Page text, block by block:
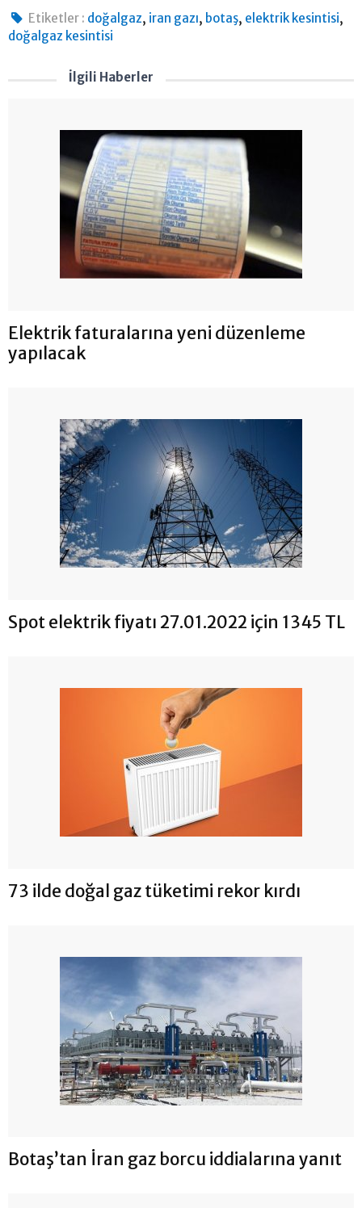
Etiketler : doğalgaz, iran gazı, botaş, elektrik kesintisi,
doğalgaz kesintisi
İlgili Haberler
Elektrik faturalarına yeni düzenleme
yapılacak
Spot elektrik fiyatı 27.01.2022 için 1345 TL
73 ilde doğal gaz tüketimi rekor kırdı
Botaş’tan İran gaz borcu iddialarına yanıt